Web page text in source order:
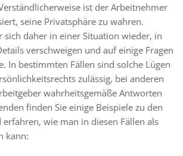
ist der Arbeitnehmer
seine Privatsphäre zu wahren.
sich daher in einer Situation wieder, in
verschweigen und auf einige Fragen
In bestimmten Fällen sind solche Lügen
zulässig, bei anderen
wahrheitsgemäße Antworten
finden Sie einige Beispiele zu den
erfahren, wie man in diesen Fällen als
kann: